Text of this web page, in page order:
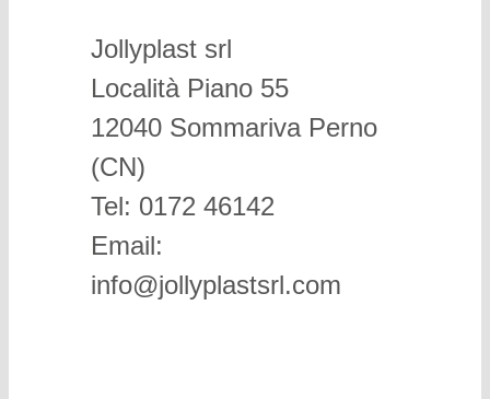
Jollyplast srl
Località Piano 55
12040 Sommariva Perno
(CN)
Tel: 0172 46142
Email:
info@jollyplastsrl.com